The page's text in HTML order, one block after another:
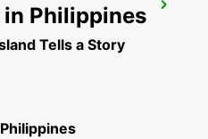
Philippines
Tells a Story